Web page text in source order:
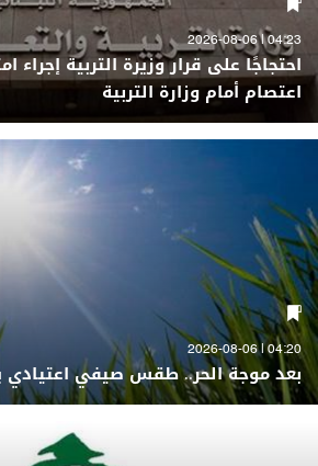
04:23 | 2026-08-06
احتجاجًا على قرار وزيرة التربية
اعتصام أمام وزارة التربية
04:20 | 2026-08-06
بعد موجة الحر.. طقس صيفي اعتيادي